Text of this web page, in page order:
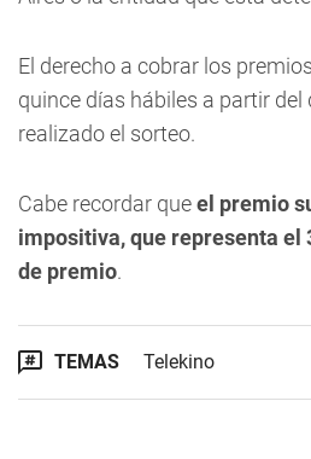
El derecho a cobrar los
quince días hábiles a partir
realizado el sorteo.
Cabe recordar queel premio
impositiva, que representa el
de premio.
TEMAS Telekino